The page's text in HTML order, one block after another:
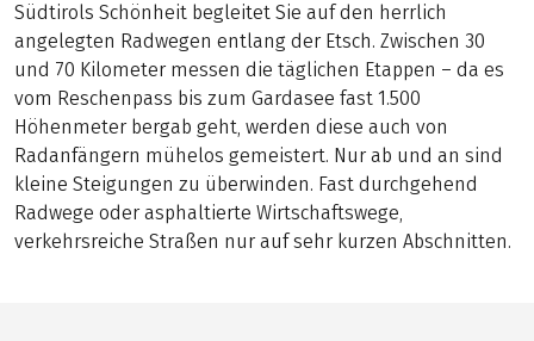
Südtirols Schönheit begleitet Sie auf den herrlich
angelegten Radwegen entlang der Etsch. Zwischen 30
und 70 Kilometer messen die täglichen Etappen – da es
vom Reschenpass bis zum Gardasee fast 1.500
Höhenmeter bergab geht, werden diese auch von
Radanfängern mühelos gemeistert. Nur ab und an sind
kleine Steigungen zu überwinden. Fast durchgehend
Radwege oder asphaltierte Wirtschaftswege,
verkehrsreiche Straßen nur auf sehr kurzen Abschnitten.